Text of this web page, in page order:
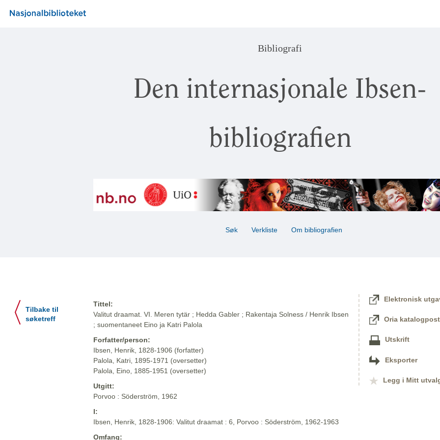
Bibliografi
Den internasjonale Ibsen-
bibliografien
Søk Verkliste Om bibliografien
Tilbake til
søketreff
Tittel:
Valitut draamat. VI. Meren tytär ; Hedda Gabler ; Rakentaja Solness / Henrik Ibsen
; suomentaneet Eino ja Katri Palola
Forfatter/person:
Ibsen, Henrik, 1828-1906 (forfatter)
Palola, Katri, 1895-1971 (oversetter)
Palola, Eino, 1885-1951 (oversetter)
Utgitt:
Porvoo : Söderström, 1962
I:
Ibsen, Henrik, 1828-1906: Valitut draamat : 6, Porvoo : Söderström, 1962-1963
Omfang:
Elektronisk
Oria katalogpost
Utskrift
Eksporter
Legg i Mitt